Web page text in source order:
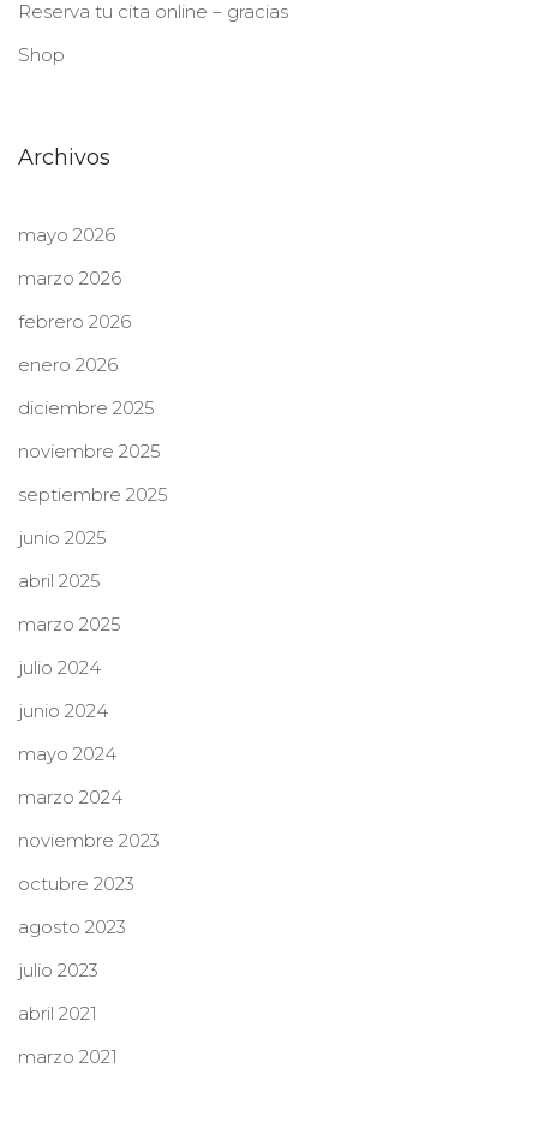
Reserva tu cita online – gracias
Shop
Archivos
mayo 2026
marzo 2026
febrero 2026
enero 2026
diciembre 2025
noviembre 2025
septiembre 2025
junio 2025
abril 2025
marzo 2025
julio 2024
junio 2024
mayo 2024
marzo 2024
noviembre 2023
octubre 2023
agosto 2023
julio 2023
abril 2021
marzo 2021